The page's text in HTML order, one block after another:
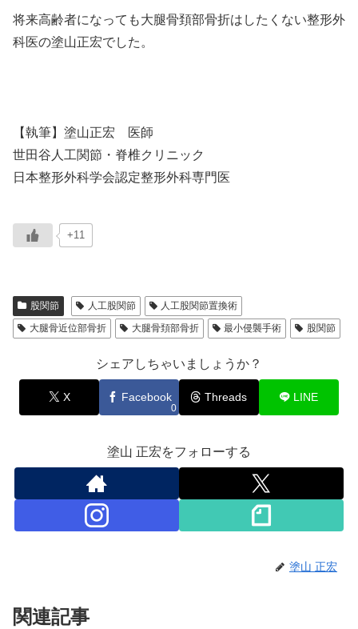
将来高齢者になっても大腿骨頚部骨折はしたくない整形外
科医の塗山正宏でした。
【執筆】塗山正宏 医師
世田谷人工関節・脊椎クリニック
日本整形外科学会認定整形外科専門医
+11
股関節 人工股関節
人工股関節置換術
大腿骨近位部骨折
大腿骨頚部骨折 最小侵襲手術 股関節
シェアしちゃいましょうか？
X Facebook
0
Threads LINE
塗山 正宏をフォローする
塗山 正宏
関連記事